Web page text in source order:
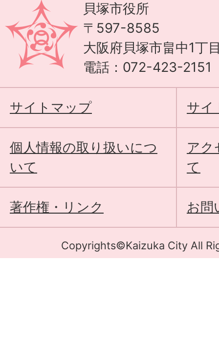
貝塚市役所
〒597-8585
大阪府貝塚市畠中1丁
電話：072-423-2151
サイトマップ サイ
個人情報の取り扱いにつ
いて
アク
て
著作権・リンク お問
Copyrights©Kaizuka City All